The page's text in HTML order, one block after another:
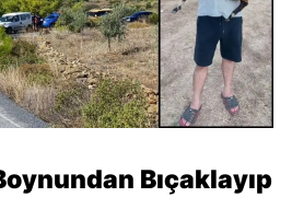
Bıçaklayıp